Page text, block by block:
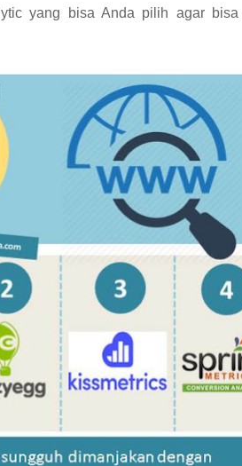
yang bisa Anda pilih agar